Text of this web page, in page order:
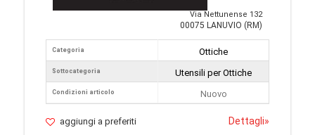
Via Nettunense 132
00075 LANUVIO (RM)
Categoria
Sottocategoria
Condizioni articolo
Ottiche
Utensili per Ottiche
Nuovo
aggiungi a preferiti Dettagli»